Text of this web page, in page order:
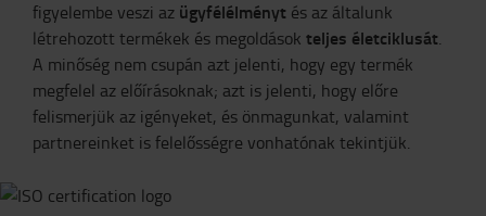
figyelembe veszi az ügyfélélményt és az általunk
létrehozott termékek és megoldások teljes életciklusát.
A minőség nem csupán azt jelenti, hogy egy termék
megfelel az előírásoknak; azt is jelenti, hogy előre
felismerjük az igényeket, és önmagunkat, valamint
partnereinket is felelősségre vonhatónak tekintjük.